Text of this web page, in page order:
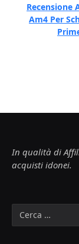
Recensione
Am4 Per
In qualità di
acquisti idonei.